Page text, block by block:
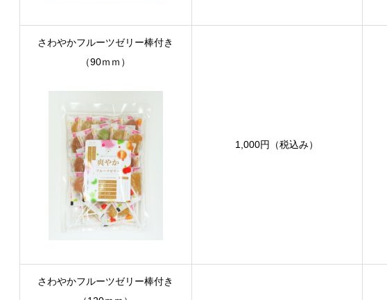
さわやかフルーツゼリー棒付き
（90ｍｍ）
1,000円（税込み）
さわやかフルーツゼリー棒付き